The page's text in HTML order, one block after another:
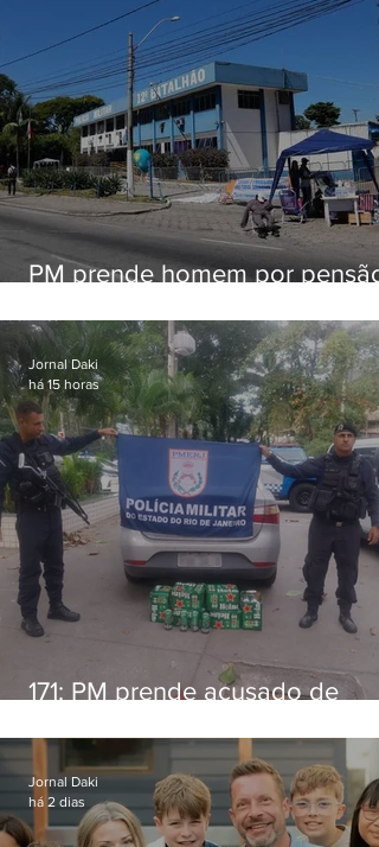
PM prende homem por pensão
171: PM prende acusado de
Niterói
Jornal Daki
há 15 horas
Jornal Daki
há 2 dias